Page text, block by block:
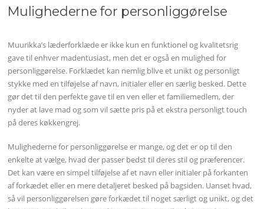
Mulighederne for personliggørelse
Muurikka’s læderforklæde er ikke kun en funktionel og kvalitetsrig
gave til enhver madentusiast, men det er også en mulighed for
personliggørelse. Forklædet kan nemlig blive et unikt og personligt
stykke med en tilføjelse af navn, initialer eller en særlig besked. Dette
gør det til den perfekte gave til en ven eller et familiemedlem, der
nyder at lave mad og som vil sætte pris på et ekstra personligt touch
på deres køkkengrej.
Mulighederne for personliggørelse er mange, og det er op til den
enkelte at vælge, hvad der passer bedst til deres stil og præferencer.
Det kan være en simpel tilføjelse af et navn eller initialer på forkanten
af forkædet eller en mere detaljeret besked på bagsiden. Uanset hvad,
så vil personliggørelsen gøre forkædet til noget særligt og unikt, og det